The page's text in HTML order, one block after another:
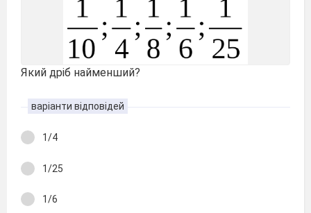
Який дріб найменший?
варіанти відповідей
1/4
1/25
1/6